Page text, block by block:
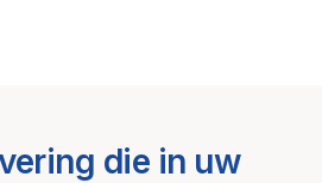
die in uw